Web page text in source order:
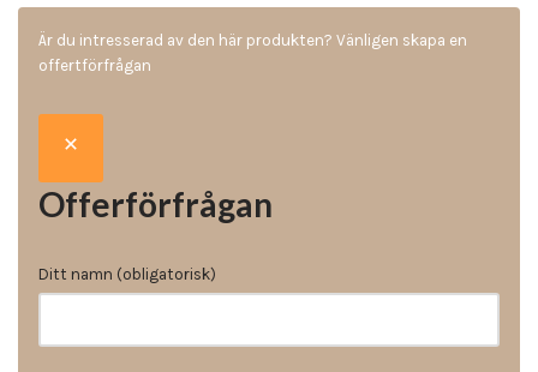
Är du intresserad av den här produkten? Vänligen skapa en
offertförfrågan
Offerförfrågan
Ditt namn (obligatorisk)